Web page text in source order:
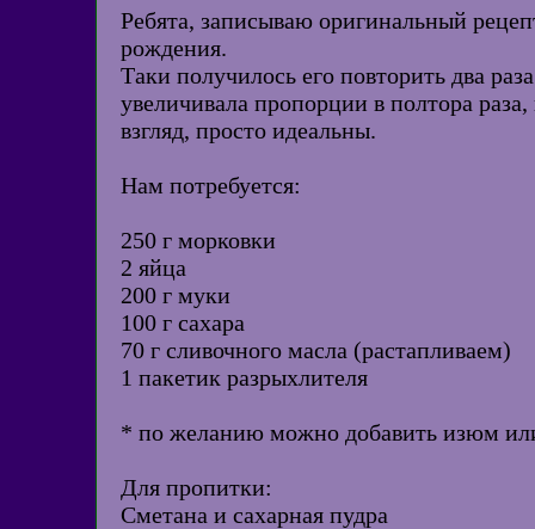
Ребята, записываю оригинальный
рождения.
Таки получилось его повторить два
увеличивала пропорции в полтора
взгляд, просто идеальны.
Нам потребуется:
250 г морковки
2 яйца
200 г муки
100 г сахара
70 г сливочного масла (растапливаем)
1 пакетик разрыхлителя
* по желанию можно добавить изюм
Для пропитки:
Сметана и сахарная пудра